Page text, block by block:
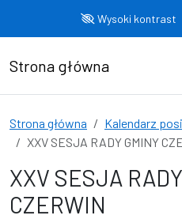
Wysoki kontrast
Strona główna
Strona główna
Kalendarz
XXV SESJA RADY GMINY
XXV SESJA
CZERWIN